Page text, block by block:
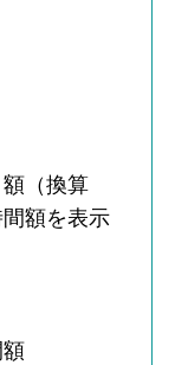
（換算
額を表示